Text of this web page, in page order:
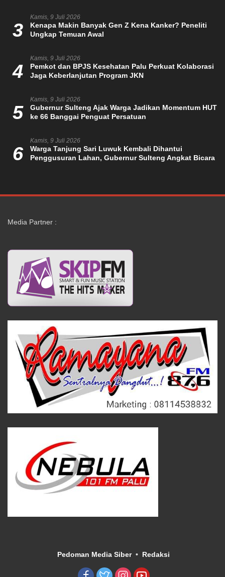
3
Kamis, 9 Juli 2026
Kenapa Makin Banyak Gen Z Kena Kanker? Peneliti
Ungkap Temuan Awal
4
Kamis, 9 Juli 2026
Pemkot dan BPJS Kesehatan Palu Perkuat Kolaborasi
Jaga Keberlanjutan Program JKN
5
Kamis, 9 Juli 2026
Gubernur Sulteng Ajak Warga Jadikan Momentum HUT
ke 66 Banggai Penguat Persatuan
6
Kamis, 9 Juli 2026
Warga Tanjung Sari Luwuk Kembali Dihantui
Penggusuran Lahan, Gubernur Sulteng Angkat Bicara
Media Partner :
Pedoman Media Siber Redaksi